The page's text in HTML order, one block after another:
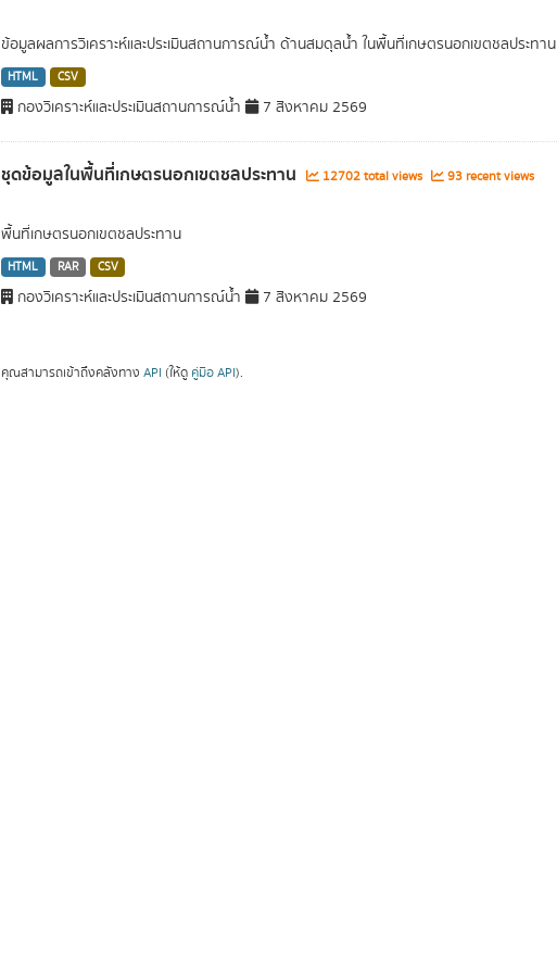
ข้อมูลผลการวิเคราะห์และประเมินสถานการณ์น้ำ ด้านสมดุลน้ำ ในพื้นที่เกษตรนอกเขตชลประทาน
HTML CSV
กองวิเคราะห์และประเมินสถานการณ์น้ำ 7 สิงหาคม 2569
ชุดข้อมูลในพื้นที่เกษตรนอกเขตชลประทาน 12702 total views 93 recent views
พื้นที่เกษตรนอกเขตชลประทาน
HTML RAR CSV
กองวิเคราะห์และประเมินสถานการณ์น้ำ 7 สิงหาคม 2569
คุณสามารถเข้าถึงคลังทาง API (ให้ดู คู่มือ API).